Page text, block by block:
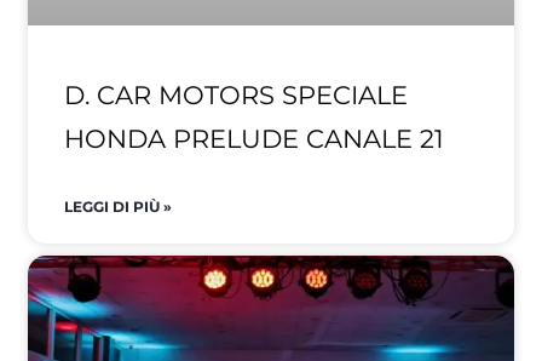
D. CAR MOTORS SPECIALE
HONDA PRELUDE CANALE 21
LEGGI DI PIÙ »